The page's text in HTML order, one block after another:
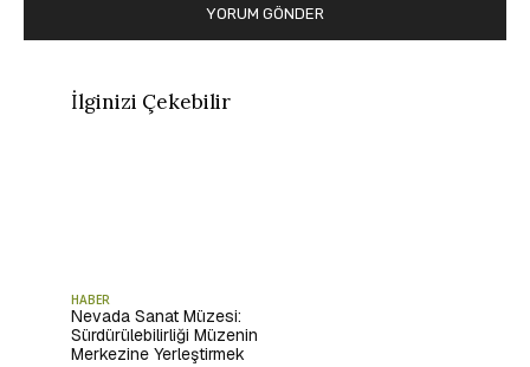
İlginizi Çekebilir
HABER
Nevada Sanat Müzesi:
Sürdürülebilirliği Müzenin
Merkezine Yerleştirmek